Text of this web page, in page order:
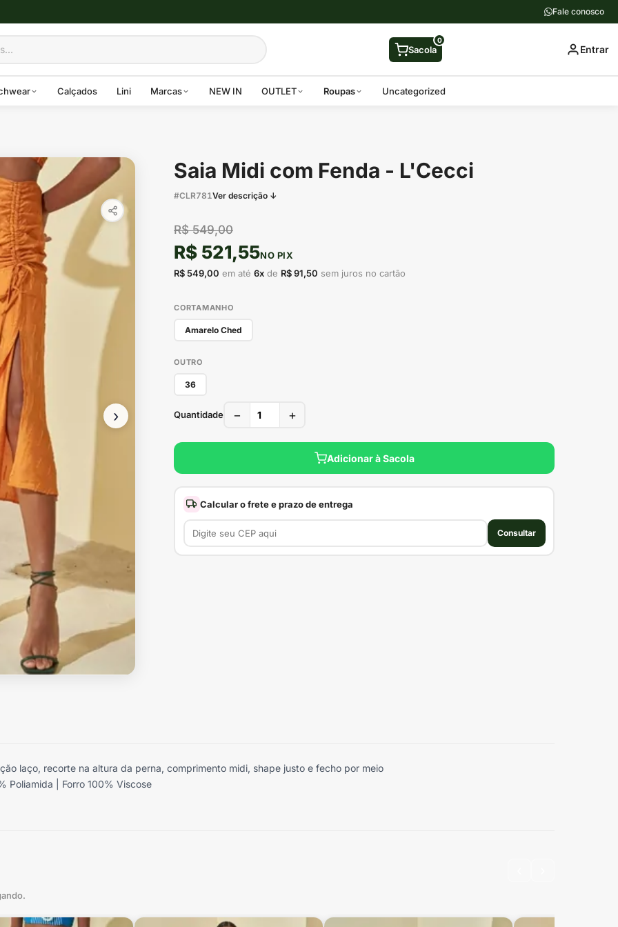
Fale conosco
Sacola
0
Entrar
Calçados Lini Marcas NEW IN OUTLET Roupas Uncategorized
›
Saia Midi com Fenda - L'Cecci
#CLR781Ver descrição ↓
R$ 549,00
R$ 521,55NO PIX
R$ 549,00 em até 6x de R$ 91,50 sem juros no cartão
CORTAMANHO
Amarelo Ched
OUTRO
36
Quantidade − +
Adicionar à Sacola
Calcular o frete e prazo de entrega
Consultar
laço, recorte na altura da perna, comprimento midi, shape justo e fecho por meio
Poliamida | Forro 100% Viscose